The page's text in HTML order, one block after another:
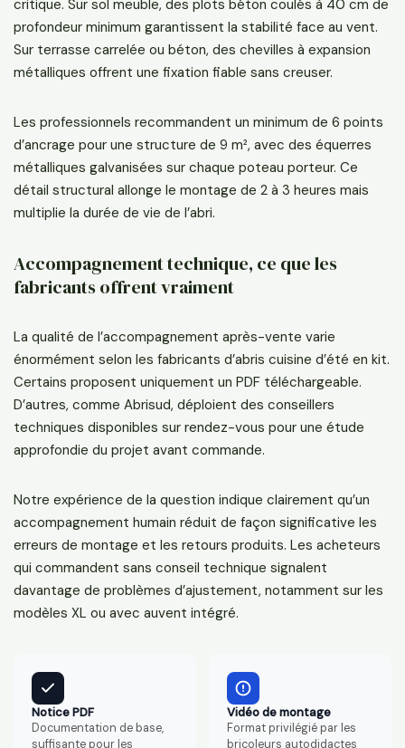
critique. Sur sol meuble, des plots béton coulés à 40 cm de
profondeur minimum garantissent la stabilité face au vent.
Sur terrasse carrelée ou béton, des chevilles à expansion
métalliques offrent une fixation fiable sans creuser.
Les professionnels recommandent un minimum de 6 points
d’ancrage pour une structure de 9 m², avec des équerres
métalliques galvanisées sur chaque poteau porteur. Ce
détail structural allonge le montage de 2 à 3 heures mais
multiplie la durée de vie de l’abri.
Accompagnement technique, ce que les
fabricants offrent vraiment
La qualité de l’accompagnement après-vente varie
énormément selon les fabricants d’abris cuisine d’été en kit.
Certains proposent uniquement un PDF téléchargeable.
D’autres, comme Abrisud, déploient des conseillers
techniques disponibles sur rendez-vous pour une étude
approfondie du projet avant commande.
Notre expérience de la question indique clairement qu’un
accompagnement humain réduit de façon significative les
erreurs de montage et les retours produits. Les acheteurs
qui commandent sans conseil technique signalent
davantage de problèmes d’ajustement, notamment sur les
modèles XL ou avec auvent intégré.
Notice PDF
Documentation de base,
suffisante pour les
Vidéo de montage
Format privilégié par les
bricoleurs autodidactes